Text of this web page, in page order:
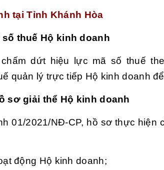
tại Tỉnh Khánh Hòa
thuế Hộ kinh doanh
dứt hiệu lực mã số thuế
quản lý trực tiếp Hộ kinh doanh
sơ giải thể Hộ kinh doanh
01/2021/NĐ-CP, hồ sơ thực hiện
động Hộ kinh doanh;